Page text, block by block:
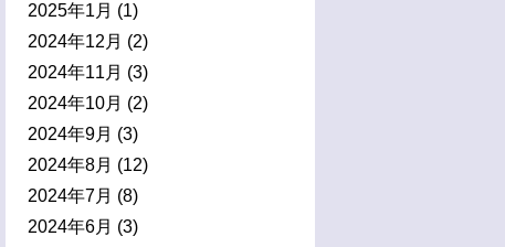
2025年1月 (1)
2024年12月 (2)
2024年11月 (3)
2024年10月 (2)
2024年9月 (3)
2024年8月 (12)
2024年7月 (8)
2024年6月 (3)